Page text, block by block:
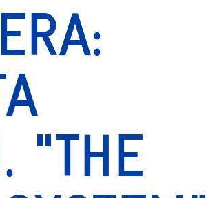
"THE